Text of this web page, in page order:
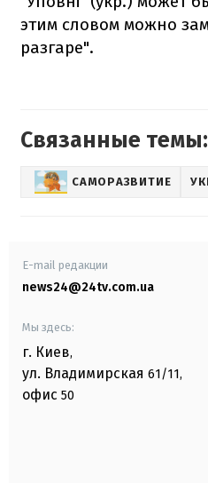
этим словом можно
разгаре".
Связанные темы:
САМОРАЗВИТИЕ
E-mail редакции
news24@24tv.com.ua
Мы здесь:
г. Киев,
ул. Владимирская 61/11,
офис 50